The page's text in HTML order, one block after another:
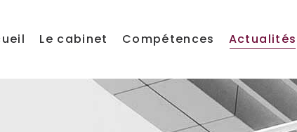
Le cabinet Compétences Actualités